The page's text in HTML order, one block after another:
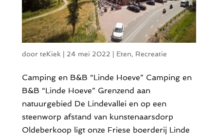
door teKiek 24 mei 2022 Eten, Recreatie
Camping en B&B “Linde Hoeve” Camping en
B&B “Linde Hoeve” Grenzend aan
natuurgebied De Lindevallei en op een
steenworp afstand van kunstenaarsdorp
Oldeberkoop ligt onze Friese boerderij Linde